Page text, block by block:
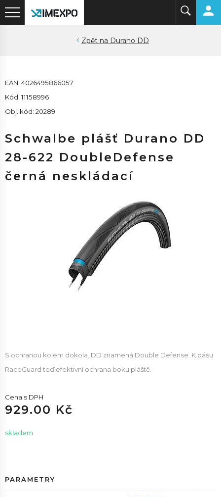
Durano DD
EAN: 4026495866057
Kód: 11158996
Obj. kód: 20289
Schwalbe plášť Durano DD
28-622 DoubleDefense
černá neskládací
S ochranou kolem dokola. DD znamená Double Defense. K pásu
RaceGuard teď efektivní ochrana boku pláště.
Cena s DPH
929.00 Kč
skladem
PARAMETRY